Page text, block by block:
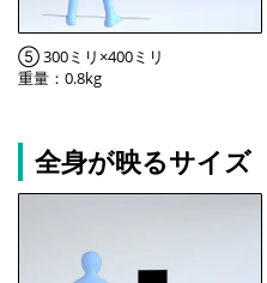
⑤ 300ミリ×400ミリ
重量：0.8kg
全身が映るサイズ